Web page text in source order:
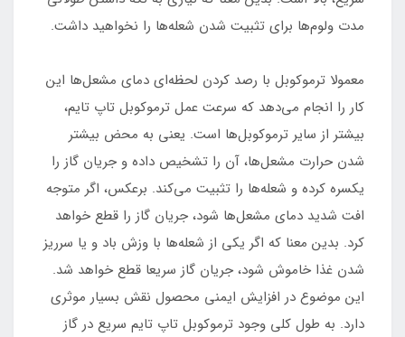
مدت ولوم‌ها برای تثبیت شدن شعله‌ها را نخواهید داشت.
معمولا ترموکوبل با رصد کردن لحظه‌ای دمای مشعل‌ها این
کار را انجام می‌دهد که سرعت عمل ترموکوبل تاپ تایم،
بیشتر از سایر ترموکوبل‌ها است. یعنی به محض بیشتر
شدن حرارت مشعل‌ها، آن را تشخیص داده و جریان گاز را
یکسره کرده و شعله‌ها را تثبیت می‌کند. برعکس، اگر متوجه
افت شدید دمای مشعل‌ها شود، جریان گاز را قطع خواهد
کرد. بدین معنا که اگر یکی از شعله‌ها با وزش باد و یا سرریز
شدن غذا خاموش شود، جریان گاز سریعا قطع خواهد شد.
این موضوع در افزایش ایمنی محصول نقش بسیار موثری
دارد. به طول کلی وجود ترموکوبل تاپ تایم سریع در گاز